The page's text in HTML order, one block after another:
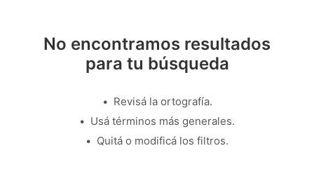
No encontramos resultados
para tu búsqueda
Revisá la ortografía.
Usá términos más generales.
Quitá o modificá los filtros.